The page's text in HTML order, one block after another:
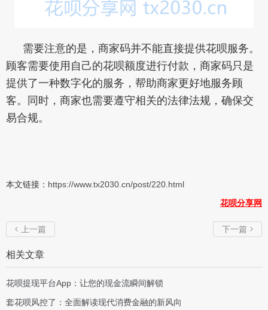
需要注意的是，商家码并不能直接提供花呗服务。
顾客需要使用自己的花呗额度进行付款，商家码只是
提供了一种数字化的服务，帮助商家更好地服务顾
客。同时，商家也需要遵守相关的法律法规，确保交
易合规。
本文链接： https://www.tx2030.cn/post/220.html
花呗分享网
 上一篇 下一篇 
相关文章
花呗提现平台App：让您的现金流瞬间解锁
套花呗风控了：全面解读现代消费金融的新风向